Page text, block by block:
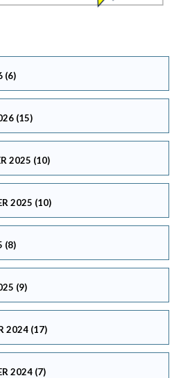
(6)
(15)
2025 (10)
2025 (10)
(8)
(9)
2024 (17)
2024 (7)